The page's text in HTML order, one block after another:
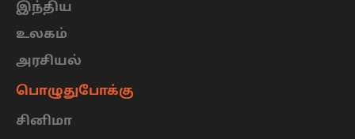
இந்திய
உலகம்
அரசியல்
பொழுதுபோக்கு
சினிமா